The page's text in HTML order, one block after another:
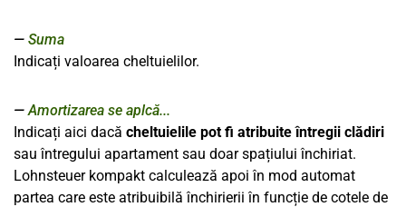
Suma
Indicați valoarea cheltuielilor.
Amortizarea se aplcă...
Indicați aici dacă cheltuielile pot fi atribuite întregii clădiri
sau întregului apartament sau doar spațiului închiriat.
Lohnsteuer kompakt calculează apoi în mod automat
partea care este atribuibilă închirierii în funcție de cotele de